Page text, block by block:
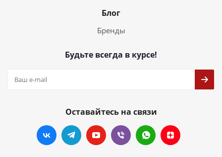
Блог
Бренды
Будьте всегда в курсе!
Оставайтесь на связи